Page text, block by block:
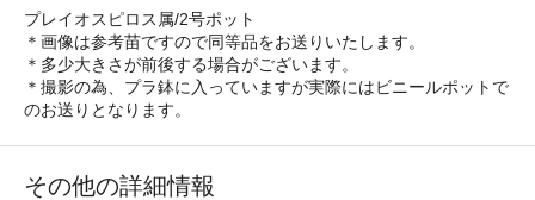
プレイオスピロス属/2号ポット
＊画像は参考苗ですので同等品をお送りいたします。
＊多少大きさが前後する場合がございます。
＊撮影の為、プラ鉢に入っていますが実際にはビニールポットで
のお送りとなります。
その他の詳細情報